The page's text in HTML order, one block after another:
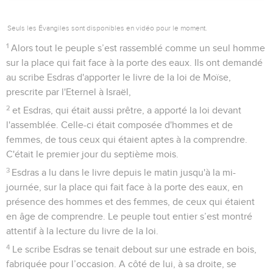
Seuls les Évangiles sont disponibles en vidéo pour le moment.
1 Alors tout le peuple s’est rassemblé comme un seul homme
sur la place qui fait face à la porte des eaux. Ils ont demandé
au scribe Esdras d'apporter le livre de la loi de Moïse,
prescrite par l'Eternel à Israël,
2 et Esdras, qui était aussi prêtre, a apporté la loi devant
l'assemblée. Celle-ci était composée d'hommes et de
femmes, de tous ceux qui étaient aptes à la comprendre.
C'était le premier jour du septième mois.
3 Esdras a lu dans le livre depuis le matin jusqu'à la mi-
journée, sur la place qui fait face à la porte des eaux, en
présence des hommes et des femmes, de ceux qui étaient
en âge de comprendre. Le peuple tout entier s’est montré
attentif à la lecture du livre de la loi.
4 Le scribe Esdras se tenait debout sur une estrade en bois,
fabriquée pour l’occasion. A côté de lui, à sa droite, se